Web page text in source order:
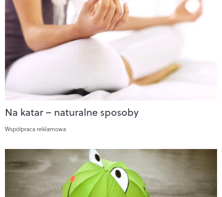
Na katar – naturalne sposoby
Współpraca reklamowa